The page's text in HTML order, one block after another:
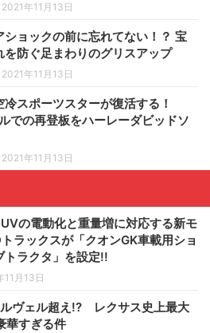
2021年11月13日
ショックの前に忘れてない！？ 宝
を防ぐ足まわりのグリスアップ
2021年11月13日
冷スポーツスターが復活する！
での再登板をハーレーダビッドソ
2021年11月13日
の電動化と重量増に対応する新モ
ラックスが「クオンGK車載用ショ
トラクタ」を設定!!
11月13日
ヴェル超え!? レクサス史上最大
華すぎる件